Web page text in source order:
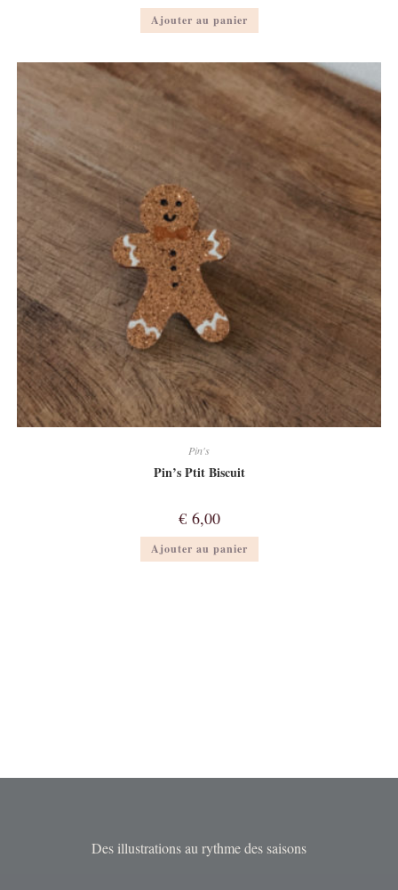
Ajouter au panier
Pin's
Pin’s Ptit Biscuit
€6,00
Ajouter au panier
Des illustrations au rythme des saisons